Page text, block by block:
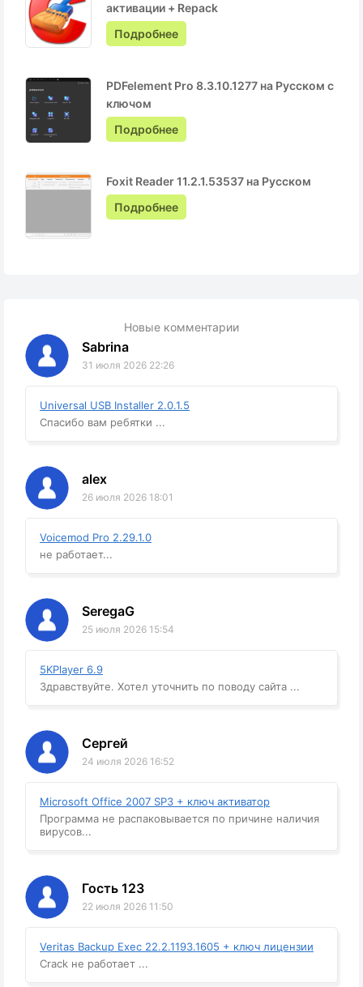
активации + Repack
Подробнее
PDFelement Pro 8.3.10.1277 на Русском с
ключом
Подробнее
Foxit Reader 11.2.1.53537 на Русском
Подробнее
Новые комментарии
Sabrina
31 июля 2026 22:26
Universal USB Installer 2.0.1.5
Спасибо вам ребятки ...
alex
26 июля 2026 18:01
Voicemod Pro 2.29.1.0
не работает...
SeregaG
25 июля 2026 15:54
5KPlayer 6.9
Здравствуйте. Хотел уточнить по поводу сайта ...
Сергей
24 июля 2026 16:52
Microsoft Office 2007 SP3 + ключ активатор
Программа не распаковывается по причине наличия
вирусов...
Гость 123
22 июля 2026 11:50
Veritas Backup Exec 22.2.1193.1605 + ключ лицензии
Crack не работает ...